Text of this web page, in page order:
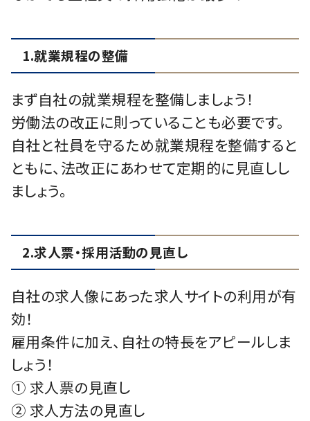
1.就業規程の整備
まず自社の就業規程を整備しましょう！
労働法の改正に則っていることも必要です。
自社と社員を守るため就業規程を整備すると
ともに、法改正にあわせて定期的に見直しし
ましょう。
2.求人票・採用活動の見直し
自社の求人像にあった求人サイトの利用が有
効！
雇用条件に加え、自社の特長をアピールしま
しょう！
① 求人票の見直し
② 求人方法の見直し